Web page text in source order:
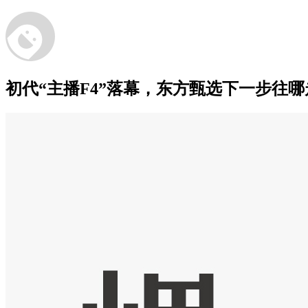
初代“主播F4”落幕，东方甄选下一步往